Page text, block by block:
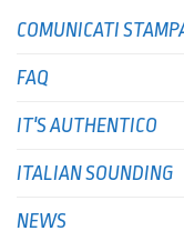
COMUNICATI
FAQ
IT'S AUTHENTICO
ITALIAN SOUNDING
NEWS